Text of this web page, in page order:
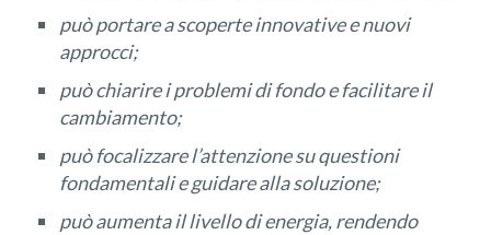
può portare a scoperte innovative e nuovi
approcci;
può chiarire i problemi di fondo e facilitare il
cambiamento;
può focalizzare l’attenzione su questioni
fondamentali e guidare alla soluzione;
può aumenta il livello di energia, rendendo